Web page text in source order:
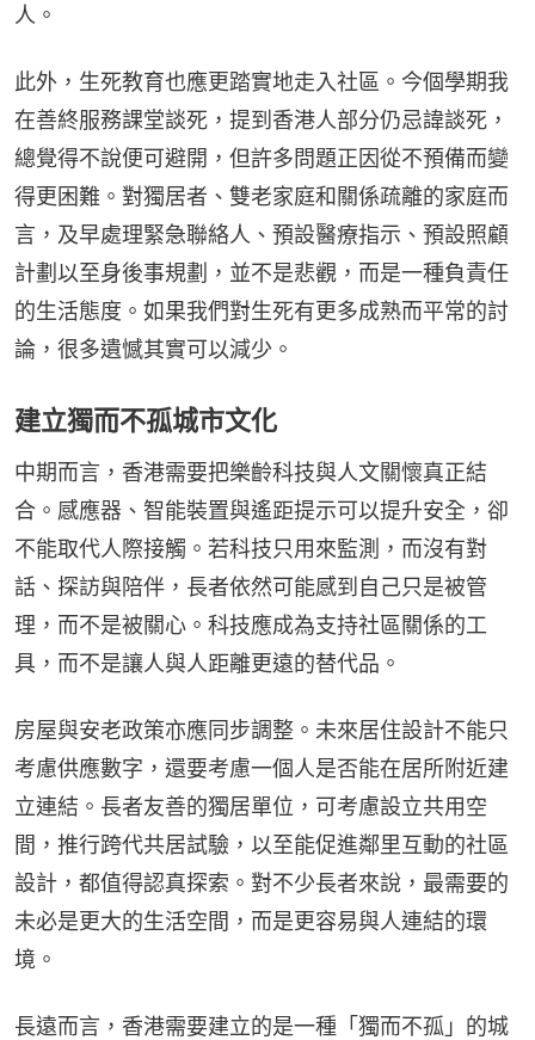
人。
此外，生死教育也應更踏實地走入社區。今個學期我
在善終服務課堂談死，提到香港人部分仍忌諱談死，
總覺得不說便可避開，但許多問題正因從不預備而變
得更困難。對獨居者、雙老家庭和關係疏離的家庭而
言，及早處理緊急聯絡人、預設醫療指示、預設照顧
計劃以至身後事規劃，並不是悲觀，而是一種負責任
的生活態度。如果我們對生死有更多成熟而平常的討
論，很多遺憾其實可以減少。
建立獨而不孤城市文化
中期而言，香港需要把樂齡科技與人文關懷真正結
合。感應器、智能裝置與遙距提示可以提升安全，卻
不能取代人際接觸。若科技只用來監測，而沒有對
話、探訪與陪伴，長者依然可能感到自己只是被管
理，而不是被關心。科技應成為支持社區關係的工
具，而不是讓人與人距離更遠的替代品。
房屋與安老政策亦應同步調整。未來居住設計不能只
考慮供應數字，還要考慮一個人是否能在居所附近建
立連結。長者友善的獨居單位，可考慮設立共用空
間，推行跨代共居試驗，以至能促進鄰里互動的社區
設計，都值得認真探索。對不少長者來說，最需要的
未必是更大的生活空間，而是更容易與人連結的環
境。
長遠而言，香港需要建立的是一種「獨而不孤」的城